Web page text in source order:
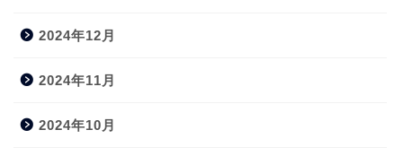
2024年12月
2024年11月
2024年10月